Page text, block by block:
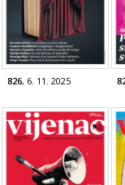
826, 6. 11. 2025